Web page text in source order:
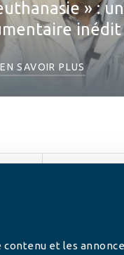
et les
» : un
inédit
EN SAVOIR PLUS